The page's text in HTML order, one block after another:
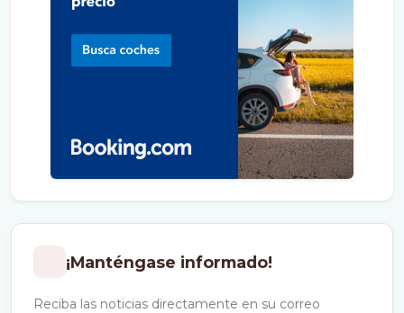
¡Manténgase informado!
Reciba las noticias directamente en su correo